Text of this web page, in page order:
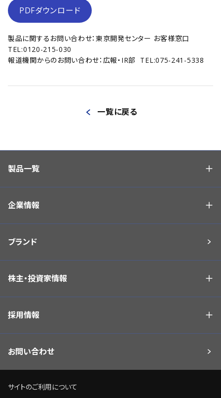
PDFダウンロード
製品に関するお問い合わせ：東京開発センター お客様窓口
TEL:0120-215-030
報道機関からのお問い合わせ：広報・IR部 TEL:075-241-5338
一覧に戻る
製品一覧
企業情報
ブランド
株主・投資家情報
採用情報
お問い合わせ
サイトのご利用について